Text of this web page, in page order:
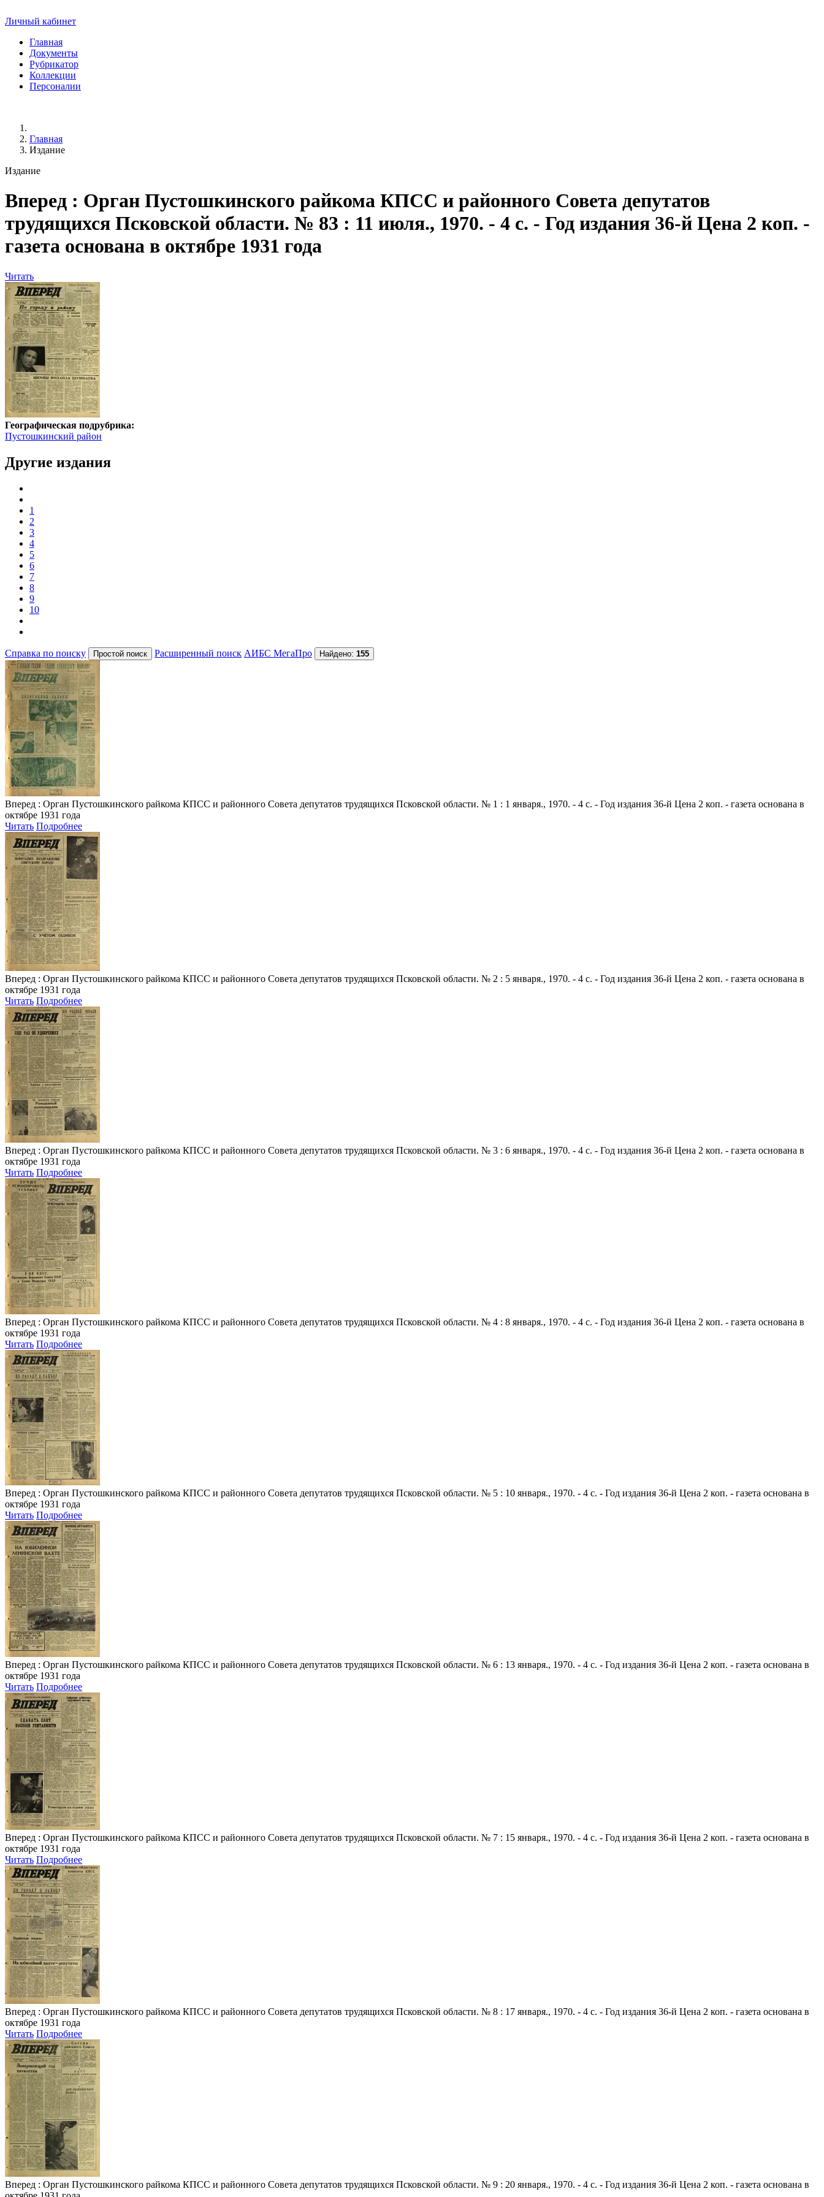
Личный кабинет
Главная
Документы
Рубрикатор
Коллекции
Персоналии
Главная
Издание
Издание
Вперед : Орган Пустошкинского райкома КПСС и районного Совета депутатов
трудящихся Псковской области. № 83 : 11 июля., 1970. - 4 с. - Год издания 36-й Цена 2 коп. -
газета основана в октябре 1931 года
Читать
Географическая подрубрика:
Пустошкинский район
Другие издания
1
2
3
4
5
6
7
8
9
10
Справка по поиску Расширенный поиск АИБС МегаПро Найдено: 155
Вперед : Орган Пустошкинского райкома КПСС и районного Совета депутатов трудящихся Псковской области. № 1 : 1 января., 1970. - 4 с. - Год издания 36-й Цена 2 коп. - газета основана в
октябре 1931 года
Читать Подробнее
Вперед : Орган Пустошкинского райкома КПСС и районного Совета депутатов трудящихся Псковской области. № 2 : 5 января., 1970. - 4 с. - Год издания 36-й Цена 2 коп. - газета основана в
октябре 1931 года
Читать Подробнее
Вперед : Орган Пустошкинского райкома КПСС и районного Совета депутатов трудящихся Псковской области. № 3 : 6 января., 1970. - 4 с. - Год издания 36-й Цена 2 коп. - газета основана в
октябре 1931 года
Читать Подробнее
Вперед : Орган Пустошкинского райкома КПСС и районного Совета депутатов трудящихся Псковской области. № 4 : 8 января., 1970. - 4 с. - Год издания 36-й Цена 2 коп. - газета основана в
октябре 1931 года
Читать Подробнее
Вперед : Орган Пустошкинского райкома КПСС и районного Совета депутатов трудящихся Псковской области. № 5 : 10 января., 1970. - 4 с. - Год издания 36-й Цена 2 коп. - газета основана в
октябре 1931 года
Читать Подробнее
Вперед : Орган Пустошкинского райкома КПСС и районного Совета депутатов трудящихся Псковской области. № 6 : 13 января., 1970. - 4 с. - Год издания 36-й Цена 2 коп. - газета основана в
октябре 1931 года
Читать Подробнее
Вперед : Орган Пустошкинского райкома КПСС и районного Совета депутатов трудящихся Псковской области. № 7 : 15 января., 1970. - 4 с. - Год издания 36-й Цена 2 коп. - газета основана в
октябре 1931 года
Читать Подробнее
Вперед : Орган Пустошкинского райкома КПСС и районного Совета депутатов трудящихся Псковской области. № 8 : 17 января., 1970. - 4 с. - Год издания 36-й Цена 2 коп. - газета основана в
октябре 1931 года
Читать Подробнее
Вперед : Орган Пустошкинского райкома КПСС и районного Совета депутатов трудящихся Псковской области. № 9 : 20 января., 1970. - 4 с. - Год издания 36-й Цена 2 коп. - газета основана в